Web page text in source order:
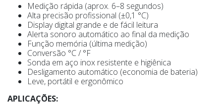
Medição rápida (aprox. 6–8 segundos)
Alta precisão profissional (±0,1 °C)
Display digital grande e de fácil leitura
Alerta sonoro automático ao final da medição
Função memória (última medição)
Conversão °C / °F
Sonda em aço inox resistente e higiênica
Desligamento automático (economia de bateria)
Leve, portátil e ergonômico
APLICAÇÕES: